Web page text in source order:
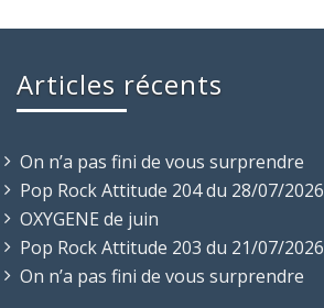
Articles récents
On n’a pas fini de vous surprendre
Pop Rock Attitude 204 du 28/07/2026
OXYGENE de juin
Pop Rock Attitude 203 du 21/07/2026
On n’a pas fini de vous surprendre